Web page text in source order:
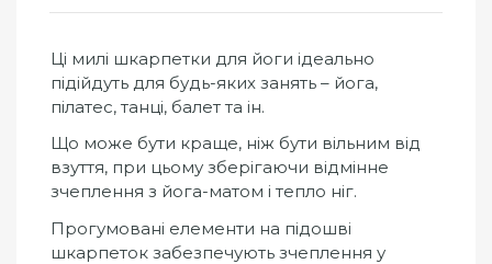
Ці милі шкарпетки для йоги ідеально
підійдуть для будь-яких занять – йога,
пілатес, танці, балет та ін.
Що може бути краще, ніж бути вільним від
взуття, при цьому зберігаючи відмінне
зчеплення з йога-матом і тепло ніг.
Прогумовані елементи на підошві
шкарпеток забезпечують зчеплення у